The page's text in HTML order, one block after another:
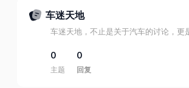
车迷天地
0
主题
0
回复